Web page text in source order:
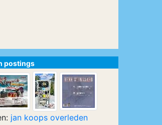
postings
jan koops overleden